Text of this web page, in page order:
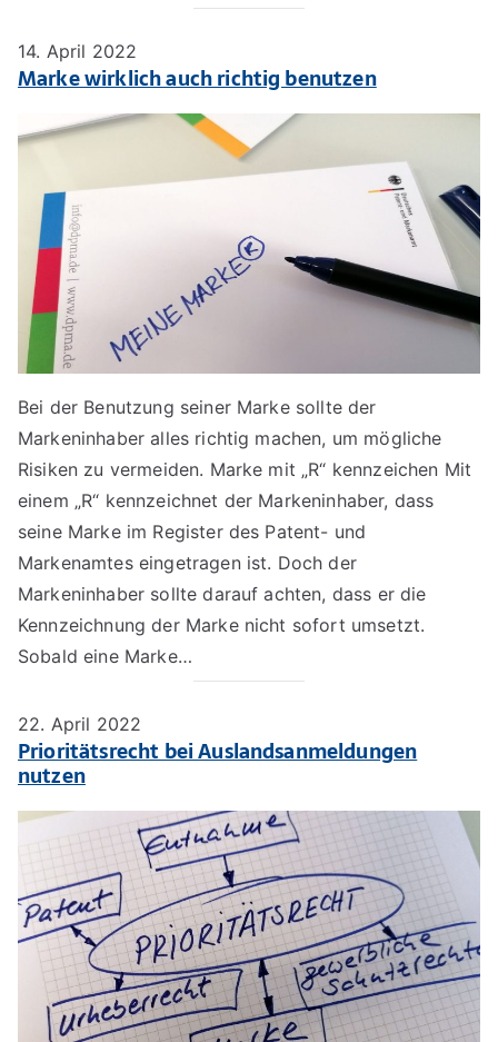
14. April 2022
Marke wirklich auch richtig benutzen
Bei der Benutzung seiner Marke sollte der
Markeninhaber alles richtig machen, um mögliche
Risiken zu vermeiden. Marke mit „R“ kennzeichen Mit
einem „R“ kennzeichnet der Markeninhaber, dass
seine Marke im Register des Patent- und
Markenamtes eingetragen ist. Doch der
Markeninhaber sollte darauf achten, dass er die
Kennzeichnung der Marke nicht sofort umsetzt.
Sobald eine Marke…
22. April 2022
Prioritätsrecht bei Auslandsanmeldungen
nutzen